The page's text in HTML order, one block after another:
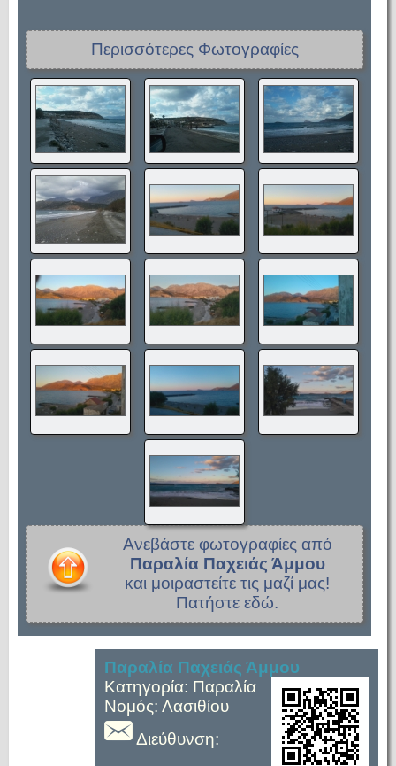
Περισσότερες Φωτογραφίες
Ανεβάστε φωτογραφίες από
Παραλία Παχειάς Άμμου
και μοιραστείτε τις μαζί μας!
Πατήστε εδώ.
Παραλία Παχειάς Άμμου
Κατηγορία: Παραλία
Νομός: Λασιθίου
Διεύθυνση: